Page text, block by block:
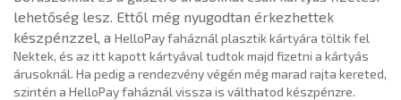
lehetőség lesz. Ettől még nyugodtan érkezhettek
készpénzzel, a HelloPay faháznál plasztik kártyára töltik fel
Nektek, és az itt kapott kártyával tudtok majd fizetni a kártyás
árusoknál. Ha pedig a rendezvény végén még marad rajta kereted,
szintén a HelloPay faháznál vissza is válthatod készpénzre.